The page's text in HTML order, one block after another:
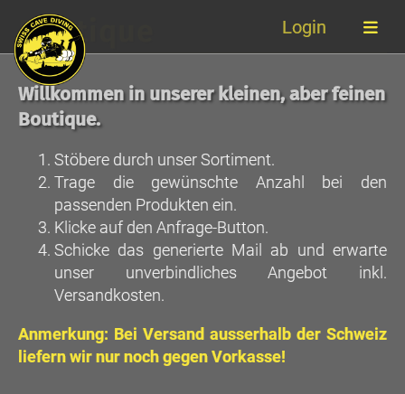
Login
Boutique
Willkommen in unserer kleinen, aber feinen
Boutique.
Stöbere durch unser Sortiment.
Trage die gewünschte Anzahl bei den
passenden Produkten ein.
Klicke auf den Anfrage-Button.
Schicke das generierte Mail ab und erwarte
unser unverbindliches Angebot inkl.
Versandkosten.
Anmerkung: Bei Versand ausserhalb der Schweiz
liefern wir nur noch gegen Vorkasse!